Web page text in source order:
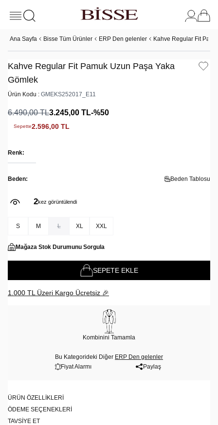
Ana Sayfa Bisse Tüm Ürünler ERP Den gelenler Kahve Regular Fit
Kahve Regular Fit Pamuk Uzun Paşa Yaka
Gömlek
Ürün Kodu : GMEKS252017_E11
6.490,00TL3.245,00 TL-%50
Sepette2.596,00 TL
Renk:
Beden: Beden Tablosu
2kez görüntülendi
S M L XL XXL
Mağaza Stok Durumunu Sorgula
SEPETE EKLE
1.000 TL Üzeri Kargo Ücretsiz 🎉
Kombinini Tamamla
Bu Kategorideki Diğer ERP Den gelenler
Fiyat Alarmı
Paylaş
ÜRÜN ÖZELLIKLERI
ÖDEME SEÇENEKLERI
TAVSIYE ET